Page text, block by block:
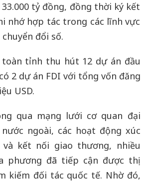
tỷ đồng, đồng thời ký kết
nhớ hợp tác trong các lĩnh vực
đổi số.
toàn tỉnh thu hút 12 dự án đầu
2 dự án FDI với tổng vốn đăng
USD.
qua mạng lưới cơ quan đại
ngoài, các hoạt động xúc
kết nối giao thương, nhiều
phương đã tiếp cận được thị
kiếm đối tác quốc tế. Nhờ đó,